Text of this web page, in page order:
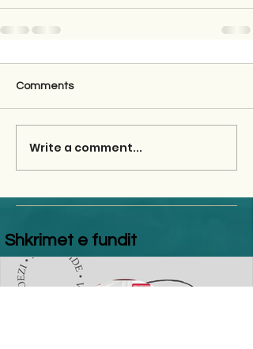
Comments
Write a comment...
Shkrimet e fundit